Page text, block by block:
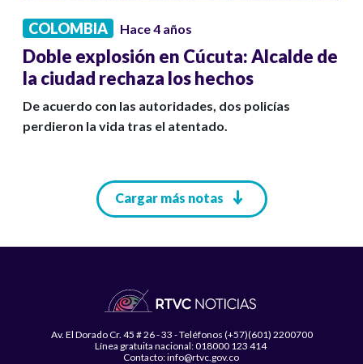
COLOMBIA Hace 4 años
Doble explosión en Cúcuta: Alcalde de
la ciudad rechaza los hechos
De acuerdo con las autoridades, dos policías
perdieron la vida tras el atentado.
Cargar más notas
Av. El Dorado Cr. 45 # 26 - 33 - Teléfonos (+57)(601) 2200700
Línea gratuita nacional: 018000 123 414
Contacto: info@rtvc.gov.co